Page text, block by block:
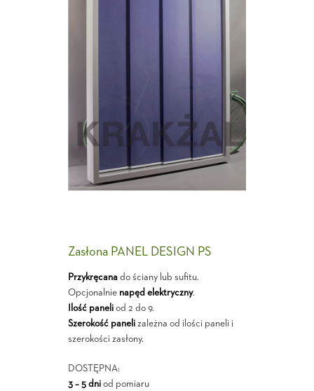
Zasłona PANEL DESIGN PS
Przykręcanado ściany lub sufitu.
Opcjonalnie napęd elektryczny.
Ilość paneliod 2 do 9.
Szerokość panelizależna od ilości paneli i
szerokości zasłony.
DOSTĘPNA:
3 – 5 dniod pomiaru